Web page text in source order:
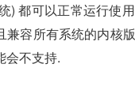
) 都可以正常运行使
兼容所有系统的内核
会不支持.